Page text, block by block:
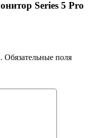
Series 5 Pro
Обязательные поля